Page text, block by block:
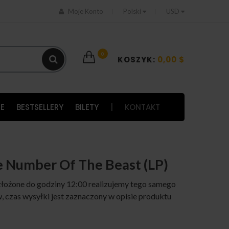
Moje Konto Polski USD
0
KOSZYK: 0,00 $
BESTSELLERY BILETY KONTAKT
Of The Beast (LP)
do godziny 12:00 realizujemy tego samego
czas wysyłki jest zaznaczony w opisie produktu